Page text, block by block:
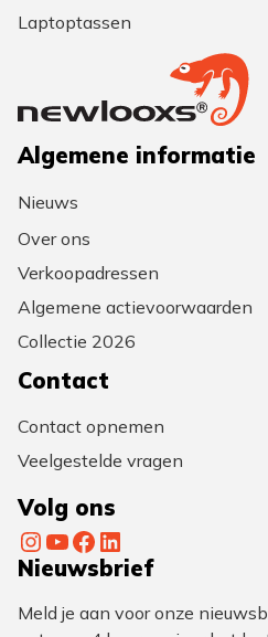
Laptoptassen
Algemene informatie
Nieuws
Over ons
Verkoopadressen
Algemene actievoorwaarden
Collectie 2026
Contact
Contact opnemen
Veelgestelde vragen
Volg ons
InstagramYouTube Facebook LinkedIn
Nieuwsbrief
Meld je aan voor onze